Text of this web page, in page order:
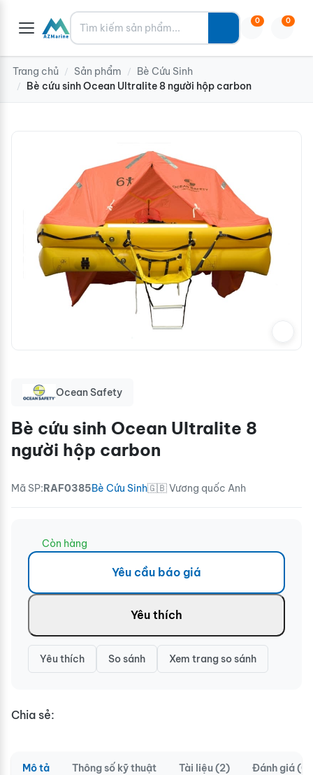
Tìm kiếm 0 0
Trang chủ / Sản phẩm / Bè Cứu Sinh
/ Bè cứu sinh Ocean Ultralite 8 người hộp carbon
Ocean Safety
Bè cứu sinh Ocean Ultralite 8
người hộp carbon
Mã SP:RAF0385Bè Cứu Sinh🇬🇧 Vương quốc Anh
Còn hàng
Yêu cầu báo giá
Yêu thích
Yêu thích So sánh Xem trang so sánh
Chia sẻ:
Mô tả Thông số kỹ thuật Tài liệu (2) Đánh giá (0)